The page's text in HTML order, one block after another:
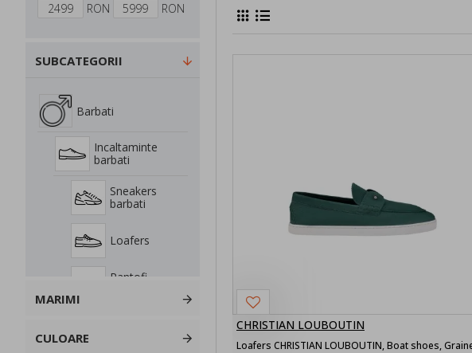
RON RON
SUBCATEGORII
Barbati
Incaltaminte
barbati
Sneakers
barbati
Loafers
Pantofi
CULOARE
MARIMI
CHRISTIAN LOUBOUTIN